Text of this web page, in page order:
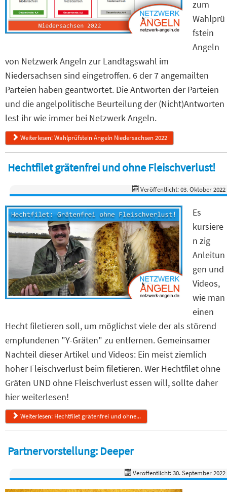
zum
Wahlprü
fstein
Angeln
von Netzwerk Angeln zur Landtagswahl im
Niedersachsen sind eingetroffen. 6 der 7 angemailten
Parteien haben geantwortet. Die Antworten der Parteien
und die angelpolitische Beurteilung der (Nicht)Antworten
lest ihr wie immer bei Netzwerk Angeln.
Weiterlesen: Wahlprüfstein Angeln Niedersachsen 2022
Hechtfilet grätenfrei und ohne Fleischverlust!
Veröffentlicht: 03. Oktober 2022
Es
kursiere
n zig
Anleitun
gen und
Videos,
wie man
einen
Hecht filetieren soll, um möglichst viele der als störend
empfundenen "Y-Gräten" zu entfernen. Gemeinsamer
Nachteil dieser Artikel und Videos: Ein meist ziemlich
hoher Fleischverlust beim filetieren. Wer Hechtfilet ohne
Gräten UND ohne Fleischverlust essen will, sollte daher
hier weiterlesen!
Weiterlesen: Hechtfilet grätenfrei und ohne...
Partnervorstellung: Deeper
Veröffentlicht: 30. September 2022